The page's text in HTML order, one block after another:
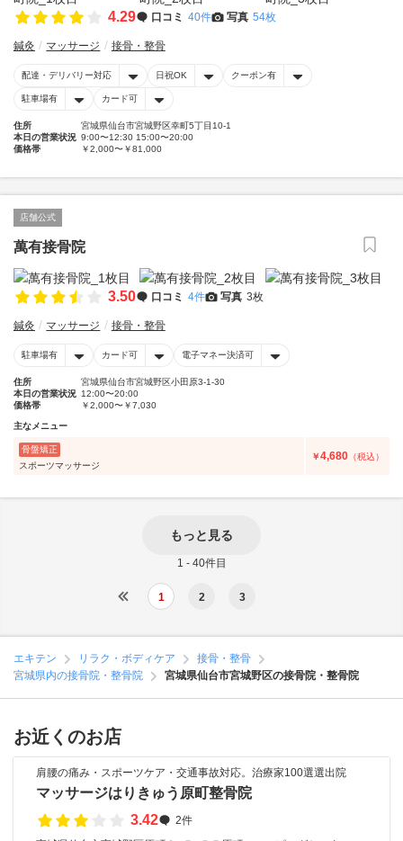
4.29 口コミ 40件 写真 54枚
鍼灸 マッサージ 接骨・整骨
配達・デリバリー対応 日祝OK クーポン有
駐車場有 カード可
住所
宮城県仙台市宮城野区幸町5丁目10-1
本日の営業状況 9:00〜12:30 15:00〜20:00
価格帯
￥2,000〜￥81,000
店舗公式
萬有接骨院
3.50 口コミ 4件 写真 3枚
鍼灸 マッサージ 接骨・整骨
駐車場有 カード可 電子マネー決済可
住所
宮城県仙台市宮城野区小田原3-1-30
本日の営業状況 12:00〜20:00
価格帯
￥2,000〜￥7,030
主なメニュー
骨盤矯正
スポーツマッサージ
￥4,680 （税込）
もっと見る
1 - 40件目
1 2 3
エキテン リラク・ボディケア
接骨・整骨
宮城県内の接骨院・整骨院
宮城県仙台市宮城野区の接骨院・整骨院
お近くのお店
肩腰の痛み・スポーツケア・交通事故対応。治療家100選選出院
マッサージはりきゅう原町整骨院
3.42
2件